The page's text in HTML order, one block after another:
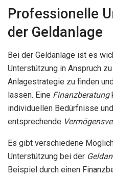
Professionelle
der Geldanlage
Bei der Geldanlage ist es
Unterstützung in Anspruch
Anlagestrategie zu finden
lassen. Eine Finanzberatung
individuellen Bedürfnisse
entsprechende
Es gibt verschiedene
Unterstützung bei der
Beispiel durch einen